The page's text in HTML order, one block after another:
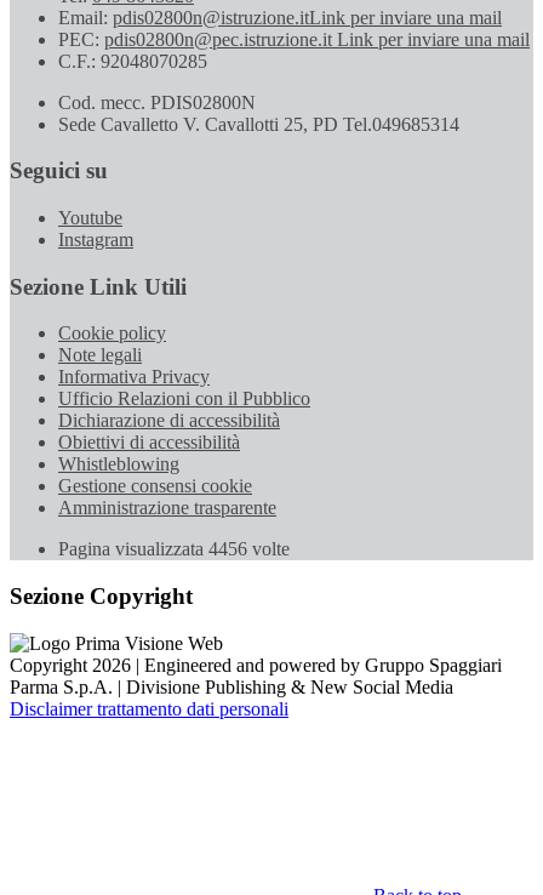
Email: pdis02800n@istruzione.itLink per inviare una mail
PEC: pdis02800n@pec.istruzione.it Link per inviare una mail
C.F.: 92048070285
Cod. mecc. PDIS02800N
Sede Cavalletto V. Cavallotti 25, PD Tel.049685314
Seguici su
Youtube
Instagram
Sezione Link Utili
Cookie policy
Note legali
Informativa Privacy
Ufficio Relazioni con il Pubblico
Dichiarazione di accessibilità
Obiettivi di accessibilità
Whistleblowing
Gestione consensi cookie
Amministrazione trasparente
Pagina visualizzata 4456 volte
Sezione Copyright
Copyright 2026 | Engineered and powered by Gruppo Spaggiari
Parma S.p.A. | Divisione Publishing & New Social Media
Disclaimer trattamento dati personali